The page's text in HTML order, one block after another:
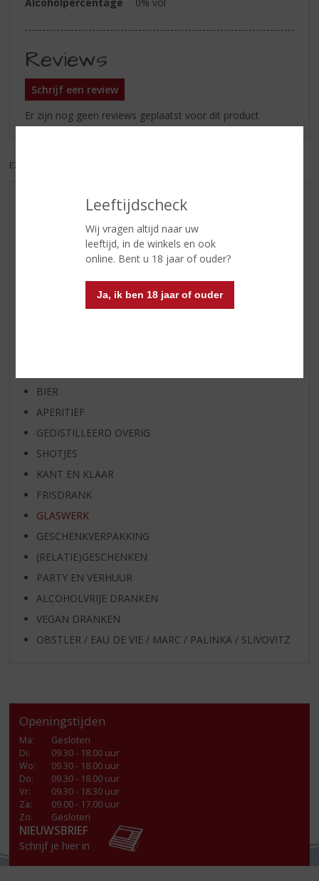
Leeftijdscheck
Wij vragen altijd naar uw
leeftijd, in de winkels en ook
online. Bent u 18 jaar of ouder?
Ja, ik ben 18 jaar of ouder
Reviews
Schrijf een review
Er zijn nog geen reviews geplaatst voor dit product
EXCL. BTW
AANBIEDINGEN
WIJN VAN DE MAAND
WHISKY VAN DE MAAND
RUM VAN DE MAAND
SPIRIT VAN DE MAAND
BIER
APERITIEF
GEDISTILLEERD OVERIG
SHOTJES
KANT EN KLAAR
FRISDRANK
GLASWERK
GESCHENKVERPAKKING
(RELATIE)GESCHENKEN
PARTY EN VERHUUR
ALCOHOLVRIJE DRANKEN
VEGAN DRANKEN
OBSTLER / EAU DE VIE / MARC / PALINKA / SLIVOVITZ
Openingstijden
Ma:
Gesloten
Di:
09.30 - 18.00 uur
Wo:
09.30 - 18.00 uur
Do:
09.30 - 18.00 uur
Vr:
09.30 - 18.30 uur
Za:
09.00 - 17.00 uur
Zo:
Gesloten
NIEUWSBRIEF
Schrijf je hier in